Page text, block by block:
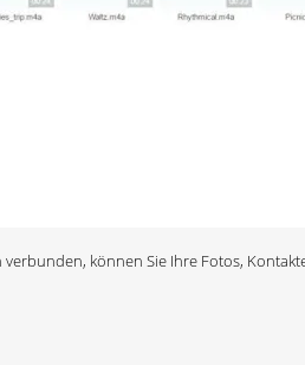
können Sie Ihre Fotos,